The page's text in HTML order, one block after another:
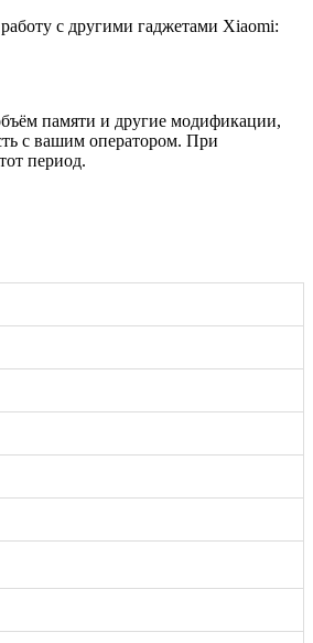
с другими гаджетами Xiaomi:
памяти и другие модификации,
с вашим оператором. При
период.